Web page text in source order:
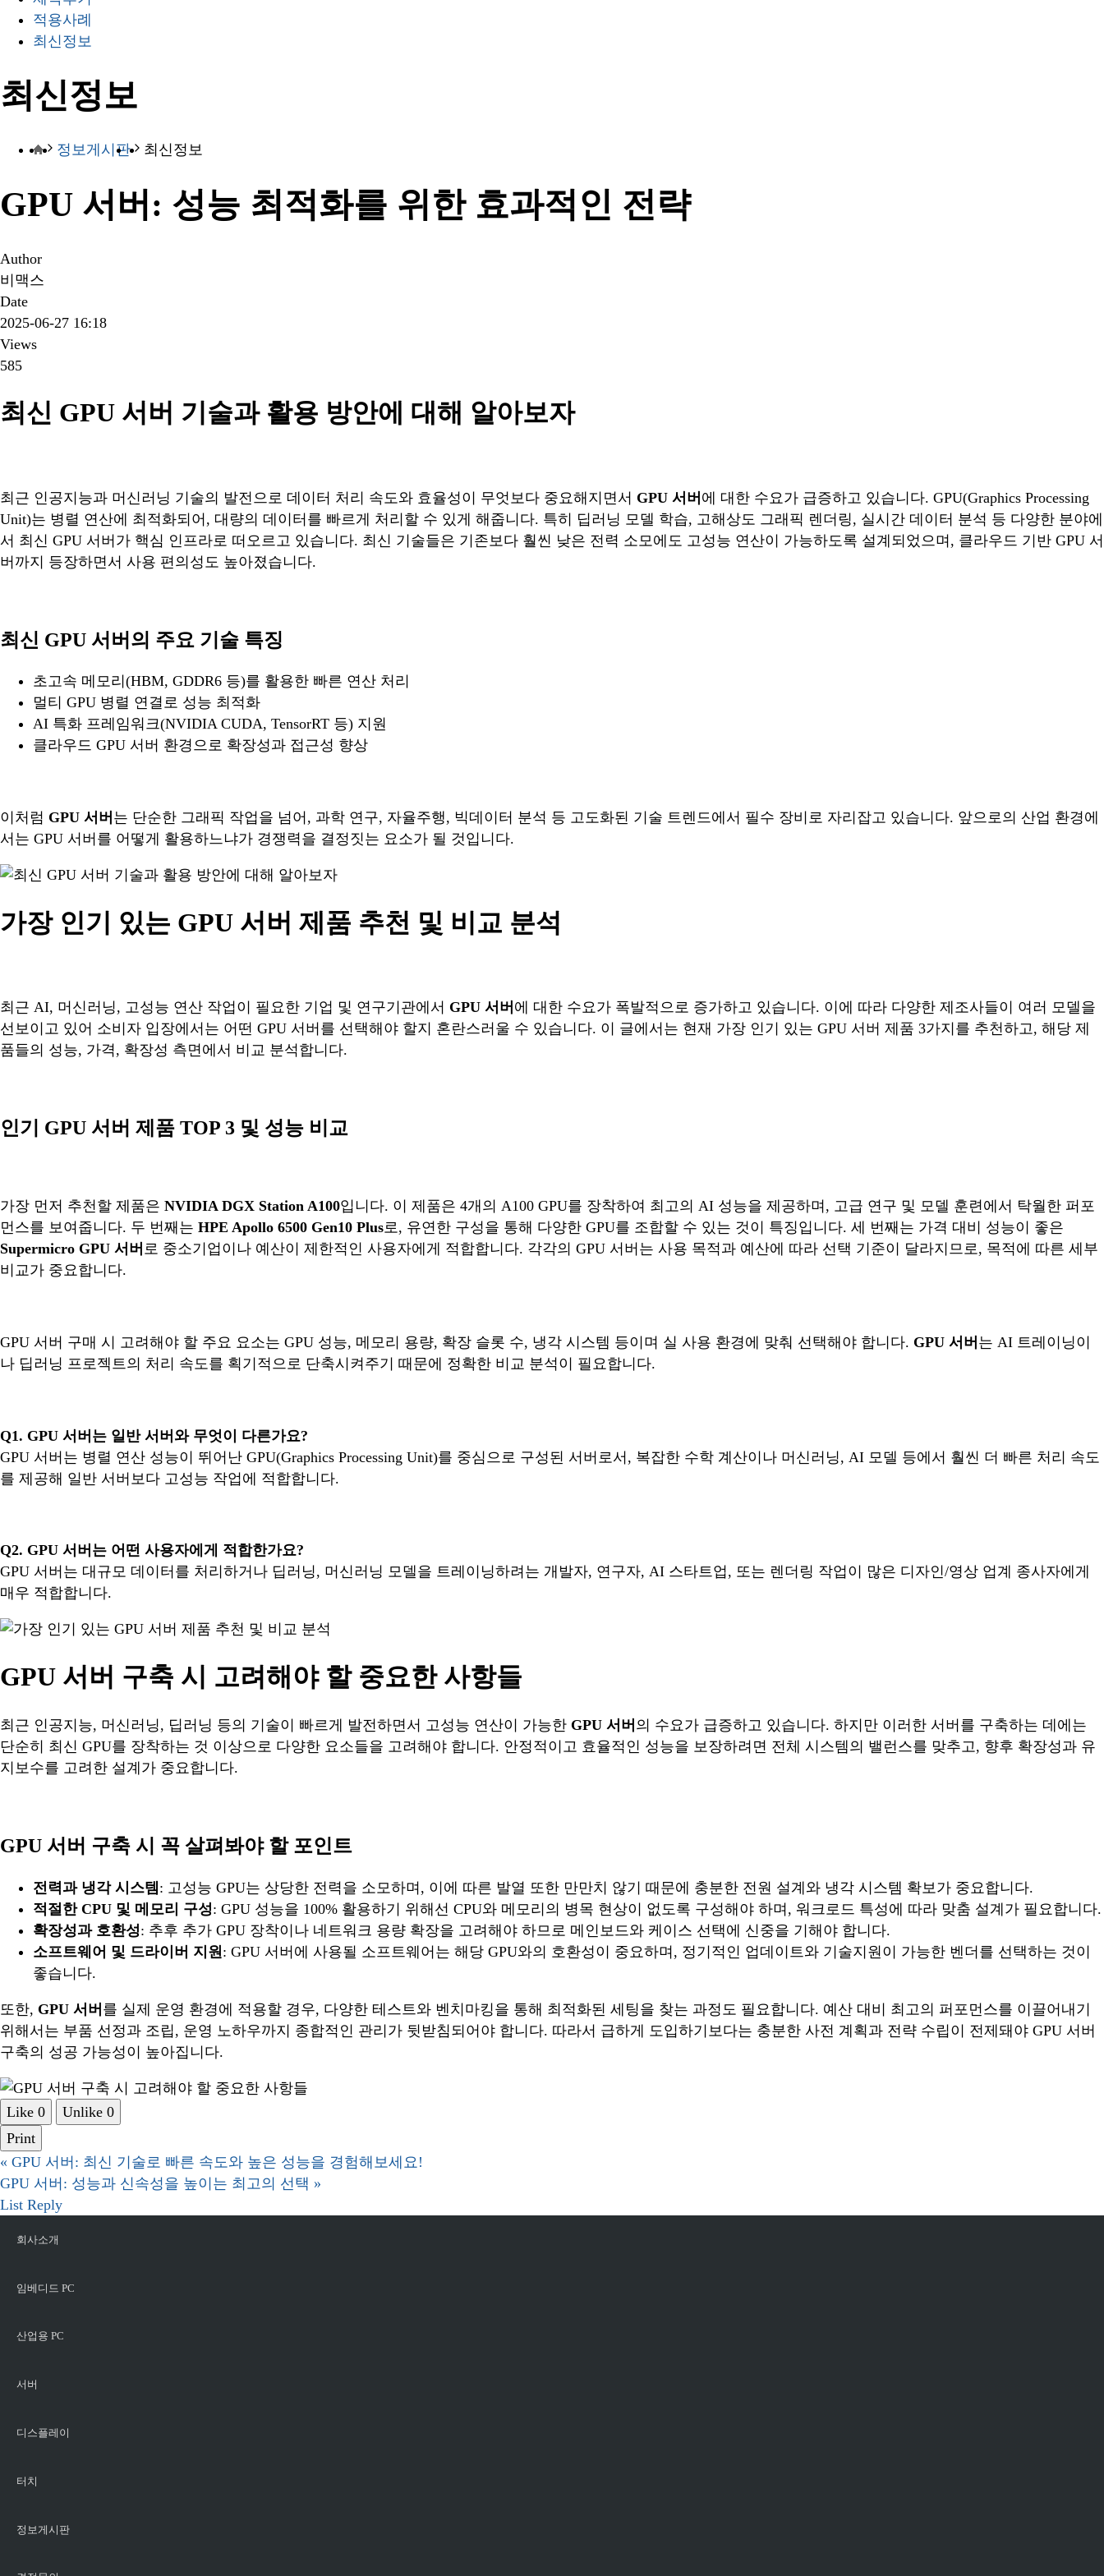
적용사례
최신정보
최신정보
정보게시판 최신정보
GPU 서버: 성능 최적화를 위한 효과적인 전략
Author
비맥스
Date
2025-06-27 16:18
Views
585
최신 GPU 서버 기술과 활용 방안에 대해 알아보자
최근 인공지능과 머신러닝 기술의 발전으로 데이터 처리 속도와 효율성이 무엇보다 중요해지면서 GPU 서버 에 대한 수요가 급증하고 있습니다. GPU(Graphics Processing
Unit)는 병렬 연산에 최적화되어, 대량의 데이터를 빠르게 처리할 수 있게 해줍니다. 특히 딥러닝 모델 학습, 고해상도 그래픽 렌더링, 실시간 데이터 분석 등 다양한 분야에
서 최신 GPU 서버가 핵심 인프라로 떠오르고 있습니다. 최신 기술들은 기존보다 훨씬 낮은 전력 소모에도 고성능 연산이 가능하도록 설계되었으며, 클라우드 기반 GPU 서
버까지 등장하면서 사용 편의성도 높아졌습니다.
최신 GPU 서버의 주요 기술 특징
초고속 메모리(HBM, GDDR6 등)를 활용한 빠른 연산 처리
멀티 GPU 병렬 연결로 성능 최적화
AI 특화 프레임워크(NVIDIA CUDA, TensorRT 등) 지원
클라우드 GPU 서버 환경으로 확장성과 접근성 향상
이처럼 GPU 서버 는 단순한 그래픽 작업을 넘어, 과학 연구, 자율주행, 빅데이터 분석 등 고도화된 기술 트렌드에서 필수 장비로 자리잡고 있습니다. 앞으로의 산업 환경에
서는 GPU 서버를 어떻게 활용하느냐가 경쟁력을 결정짓는 요소가 될 것입니다.
가장 인기 있는 GPU 서버 제품 추천 및 비교 분석
최근 AI, 머신러닝, 고성능 연산 작업이 필요한 기업 및 연구기관에서 GPU 서버 에 대한 수요가 폭발적으로 증가하고 있습니다. 이에 따라 다양한 제조사들이 여러 모델을
선보이고 있어 소비자 입장에서는 어떤 GPU 서버를 선택해야 할지 혼란스러울 수 있습니다. 이 글에서는 현재 가장 인기 있는 GPU 서버 제품 3가지를 추천하고, 해당 제
품들의 성능, 가격, 확장성 측면에서 비교 분석합니다.
인기 GPU 서버 제품 TOP 3 및 성능 비교
가장 먼저 추천할 제품은 NVIDIA DGX Station A100입니다. 이 제품은 4개의 A100 GPU를 장착하여 최고의 AI 성능을 제공하며, 고급 연구 및 모델 훈련에서 탁월한 퍼포
먼스를 보여줍니다. 두 번째는 HPE Apollo 6500 Gen10 Plus로, 유연한 구성을 통해 다양한 GPU를 조합할 수 있는 것이 특징입니다. 세 번째는 가격 대비 성능이 좋은
Supermicro GPU 서버 로 중소기업이나 예산이 제한적인 사용자에게 적합합니다. 각각의 GPU 서버는 사용 목적과 예산에 따라 선택 기준이 달라지므로, 목적에 따른 세부
비교가 중요합니다.
GPU 서버 구매 시 고려해야 할 주요 요소는 GPU 성능, 메모리 용량, 확장 슬롯 수, 냉각 시스템 등이며 실 사용 환경에 맞춰 선택해야 합니다. GPU 서버 는 AI 트레이닝이
나 딥러닝 프로젝트의 처리 속도를 획기적으로 단축시켜주기 때문에 정확한 비교 분석이 필요합니다.
Q1. GPU 서버는 일반 서버와 무엇이 다른가요?
GPU 서버는 병렬 연산 성능이 뛰어난 GPU(Graphics Processing Unit)를 중심으로 구성된 서버로서, 복잡한 수학 계산이나 머신러닝, AI 모델 등에서 훨씬 더 빠른 처리 속도
를 제공해 일반 서버보다 고성능 작업에 적합합니다.
Q2. GPU 서버는 어떤 사용자에게 적합한가요?
GPU 서버는 대규모 데이터를 처리하거나 딥러닝, 머신러닝 모델을 트레이닝하려는 개발자, 연구자, AI 스타트업, 또는 렌더링 작업이 많은 디자인/영상 업계 종사자에게
매우 적합합니다.
GPU 서버 구축 시 고려해야 할 중요한 사항들
최근 인공지능, 머신러닝, 딥러닝 등의 기술이 빠르게 발전하면서 고성능 연산이 가능한 GPU 서버 의 수요가 급증하고 있습니다. 하지만 이러한 서버를 구축하는 데에는
단순히 최신 GPU를 장착하는 것 이상으로 다양한 요소들을 고려해야 합니다. 안정적이고 효율적인 성능을 보장하려면 전체 시스템의 밸런스를 맞추고, 향후 확장성과 유
지보수를 고려한 설계가 중요합니다.
GPU 서버 구축 시 꼭 살펴봐야 할 포인트
전력과 냉각 시스템 : 고성능 GPU는 상당한 전력을 소모하며, 이에 따른 발열 또한 만만치 않기 때문에 충분한 전원 설계와 냉각 시스템 확보가 중요합니다.
적절한 CPU 및 메모리 구성: GPU 성능을 100% 활용하기 위해선 CPU와 메모리의 병목 현상이 없도록 구성해야 하며, 워크로드 특성에 따라 맞춤 설계가 필요합니다.
확장성과 호환성: 추후 추가 GPU 장착이나 네트워크 용량 확장을 고려해야 하므로 메인보드와 케이스 선택에 신중을 기해야 합니다.
소프트웨어 및 드라이버 지원 : GPU 서버에 사용될 소프트웨어는 해당 GPU와의 호환성이 중요하며, 정기적인 업데이트와 기술지원이 가능한 벤더를 선택하는 것이
좋습니다.
또한, GPU 서버 를 실제 운영 환경에 적용할 경우, 다양한 테스트와 벤치마킹을 통해 최적화된 세팅을 찾는 과정도 필요합니다. 예산 대비 최고의 퍼포먼스를 이끌어내기
위해서는 부품 선정과 조립, 운영 노하우까지 종합적인 관리가 뒷받침되어야 합니다. 따라서 급하게 도입하기보다는 충분한 사전 계획과 전략 수립이 전제돼야 GPU 서버
구축의 성공 가능성이 높아집니다.
Like 0 Unlike 0
Print
« GPU 서버: 최신 기술로 빠른 속도와 높은 성능을 경험해보세요!
GPU 서버: 성능과 신속성을 높이는 최고의 선택 »
List Reply
회사소개
임베디드 PC
산업용 PC
서버
디스플레이
터치
정보게시판